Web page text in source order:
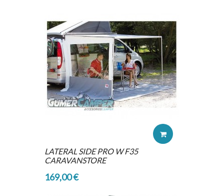
LATERAL SIDE PRO W F35
CARAVANSTORE
169,00 €